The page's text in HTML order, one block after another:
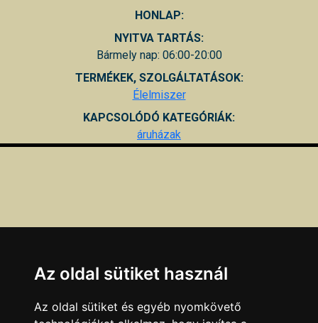
HONLAP:
NYITVA TARTÁS:
Bármely nap: 06:00-20:00
TERMÉKEK, SZOLGÁLTATÁSOK:
Élelmiszer
KAPCSOLÓDÓ KATEGÓRIÁK:
áruházak
Az oldal sütiket használ
Az oldal sütiket és egyéb nyomkövető